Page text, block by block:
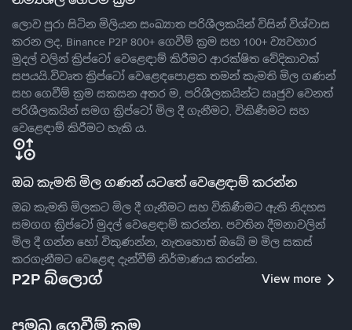
ලොව පුරා සිටින මිලියන සංඛ්‍යාත පරිශීලකයින් විසින් විශ්වාස
කරන ලද, Binance P2P 800+ ගෙවීම් ක්‍රම සහ 100+ ව්‍යවහාර
මුදල් වලින් ක්‍රිප්ටෝ වෙළෙඳාම් කිරීමට ආරක්ෂිත වේදිකාවක්
සපයයි.විවෘත ක්‍රිප්ටෝ වෙළෙඳපොළක තමන් කැමති මිල ගණන්
සහ ගෙවීම් ක්‍රම සකසන අතර ම, පරිශීලකයින්ට ඍජුව වෙනත්
පරිශීලකයින් සමග ක්‍රිප්ටෝ මිල දී ගැනීමට, විකිණීමට සහ
වෙළෙඳාම් කිරීමට හැකි ය.
ඔබ කැමති මිල ගණන් යටතේ වෙළෙඳාම් කරන්න
ඔබ කැමති මිලකට මිල දී ගැනීමට සහ විකිණීමට ඇති නිදහස
සමගග ක්‍රිප්ටෝ මුදල් වෙළෙඳාම් කරන්න. පවතින දීමනාවලින්
මිල දී ගන්න හෝ විකුණන්න, නැතහොත් ඔබේ ම මිල සකස්
කරගැනීමට වෙළෙඳ දැන්වීම් නිර්මාණය කරන්න.
P2P බ්ලොග් View more